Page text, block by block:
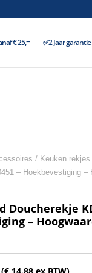
€ 25,= ✅2 Jaar garantie
/ Keuken rekjes
– Hoekbevestiging –
Doucherekje
–